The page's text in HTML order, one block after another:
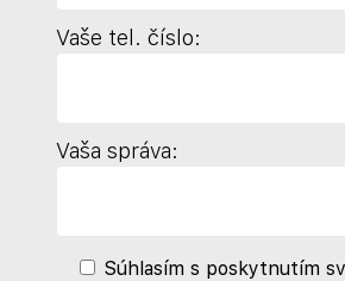
Vaše tel. číslo:
Vaša správa:
Súhlasím s poskytnutím